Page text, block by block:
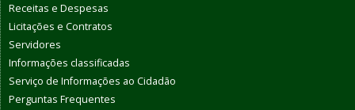
Receitas e Despesas
Licitações e Contratos
Servidores
Informações classificadas
Serviço de Informações ao Cidadão
Perguntas Frequentes